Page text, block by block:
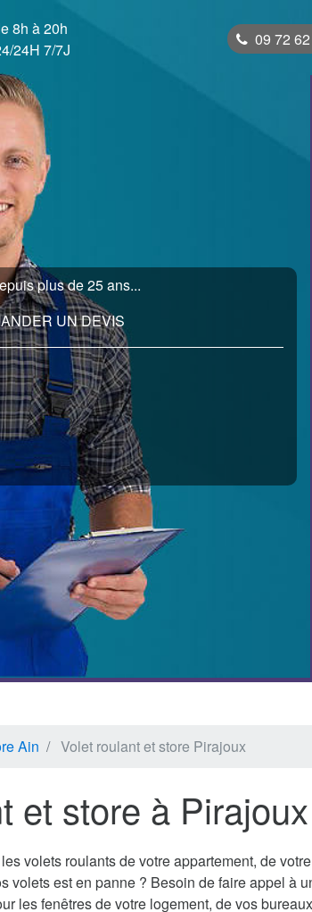
8h à 20h
24H 7/7J
09 72
plus de 25 ans...
UN DEVIS
Ain Volet roulant et store Pirajoux
et store à
volets roulants de votre appartement, de
volets est en panne ? Besoin de faire appel à
les fenêtres de votre logement, de vos